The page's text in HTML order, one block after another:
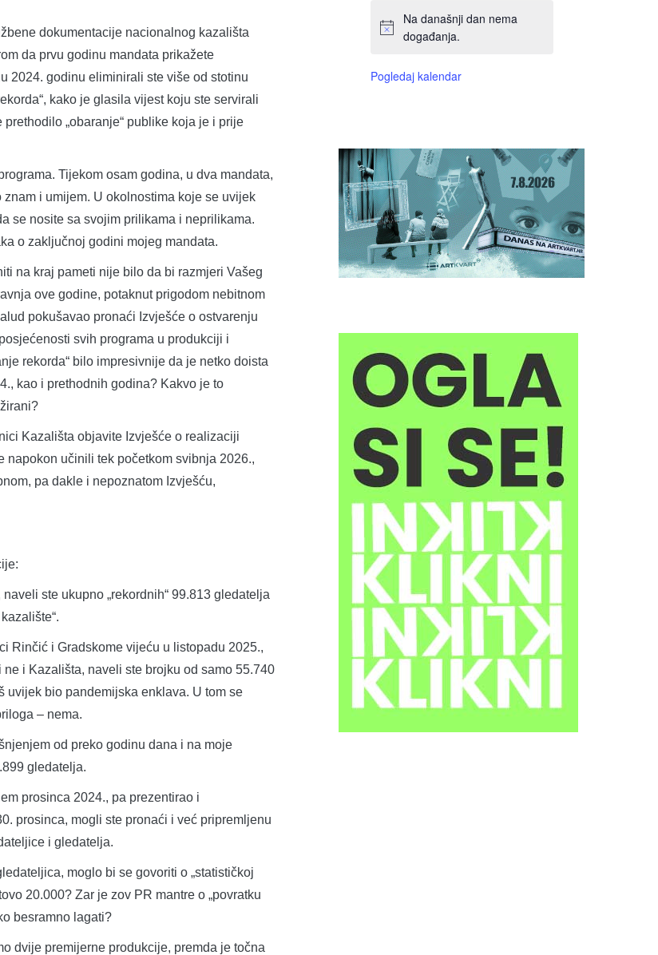
dokumentacije nacionalnog kazališta
da prvu godinu mandata prikažete
2024. godinu eliminirali ste više od stotinu
kako je glasila vijest koju ste servirali
„obaranje“ publike koja je i prije
Tijekom osam godina, u dva mandata,
i umijem. U okolnostima koje se uvijek
se nosite sa svojim prilikama i neprilikama.
o zaključnoj godini mojeg mandata.
na kraj pameti nije bilo da bi razmjeri Vašeg
ove godine, potaknut prigodom nebitnom
pokušavao pronaći Izvješće o ostvarenju
svih programa u produkciji i
rekorda“ bilo impresivnije da je netko doista
kao i prethodnih godina? Kakvo je to
Kazališta objavite Izvješće o realizaciji
napokon učinili tek početkom svibnja 2026.,
pa dakle i nepoznatom Izvješću,
ste ukupno „rekordnih“ 99.813 gledatelja
Rinčić i Gradskome vijeću u listopadu 2025.,
i Kazališta, naveli ste brojku od samo 55.740
bio pandemijska enklava. U tom se
– nema.
od preko godinu dana i na moje
gledatelja.
prosinca 2024., pa prezentirao i
prosinca, mogli ste pronaći i već pripremljenu
i gledatelja.
moglo bi se govoriti o „statističkoj
20.000? Zar je zov PR mantre o „povratku
besramno lagati?
dvije premijerne produkcije, premda je točna
Na današnji dan nema
događanja.
Pogledaj kalendar